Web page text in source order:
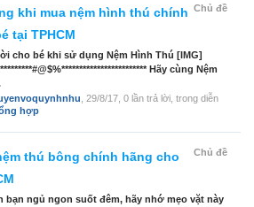
Chủ đề
khi mua nệm hình thú chính
tại TPHCM
cho bé khi sử dụng Nệm Hình Thú [IMG]
Hãy cùng Nệm
29/8/17 , 0 lần trả lời, trong diễn
hợp
Chủ đề
thú bông chính hãng cho
bạn ngủ ngon suốt đêm, hãy nhớ mẹo vặt này